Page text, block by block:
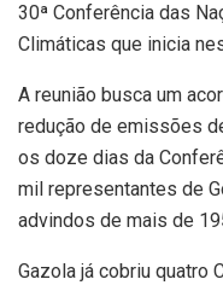
30ª Conferência das
Climáticas que inicia
A reunião busca um
redução de emissões
os doze dias da
mil representantes de
advindos de mais de
Gazola já cobriu quatro